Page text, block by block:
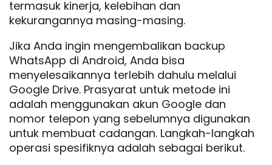
termasuk kinerja, kelebihan dan
kekurangannya masing-masing.
Jika Anda ingin mengembalikan backup
WhatsApp di Android, Anda bisa
menyelesaikannya terlebih dahulu melalui
Google Drive. Prasyarat untuk metode ini
adalah menggunakan akun Google dan
nomor telepon yang sebelumnya digunakan
untuk membuat cadangan. Langkah-langkah
operasi spesifiknya adalah sebagai berikut.